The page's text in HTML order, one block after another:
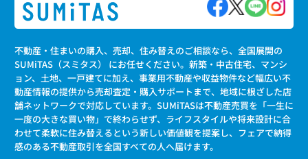
不動産・住まいの購入、売却、住み替えのご相談なら、全国展開の
SUMiTAS（スミタス） にお任せください。新築・中古住宅、マンシ
ョン、土地、一戸建てに加え、事業用不動産や収益物件など幅広い不
動産情報の提供から売却査定・購入サポートまで、地域に根ざした店
舗ネットワークで対応しています。SUMiTASは不動産売買を「一生に
一度の大きな買い物」で終わらせず、ライフスタイルや将来設計に合
わせて柔軟に住み替えるという新しい価値観を提案し、フェアで納得
感のある不動産取引を全国すべての人へ届けます。